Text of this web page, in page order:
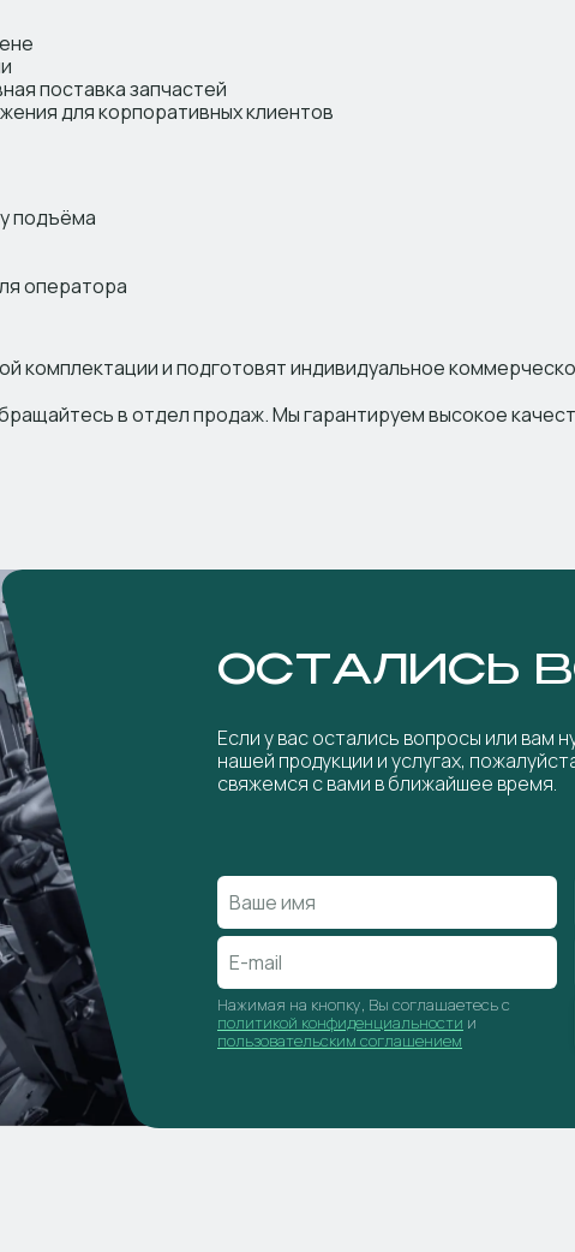
поставка запчастей
для корпоративных клиентов
подъёма
оператора
комплектации и подготовят индивидуальное
в отдел продаж. Мы гарантируем высокое
ОСТАЛИСЬ
Если у вас остались вопросы или вам
нашей продукции и услугах,
свяжемся с вами в ближайшее время.
Нажимая на кнопку, Вы соглашаетесь с
политикой конфиденциальности и
пользовательским соглашением